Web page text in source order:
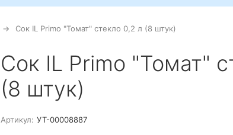
Сок IL Primo "Томат" стекло 0,2 л (8 штук)
Сок IL Primo "Томат"
(8 штук)
Артикул: УТ-00008887